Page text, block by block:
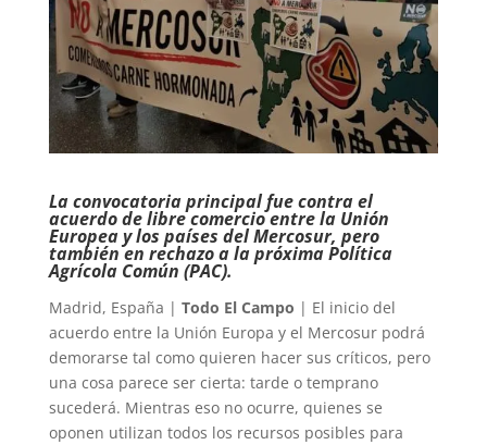
La convocatoria principal fue contra el
acuerdo de libre comercio entre la Unión
Europea y los países del Mercosur, pero
también en rechazo a la próxima Política
Agrícola Común (PAC).
Madrid, España | Todo El Campo | El inicio del
acuerdo entre la Unión Europa y el Mercosur podrá
demorarse tal como quieren hacer sus críticos, pero
una cosa parece ser cierta: tarde o temprano
sucederá. Mientras eso no ocurre, quienes se
oponen utilizan todos los recursos posibles para